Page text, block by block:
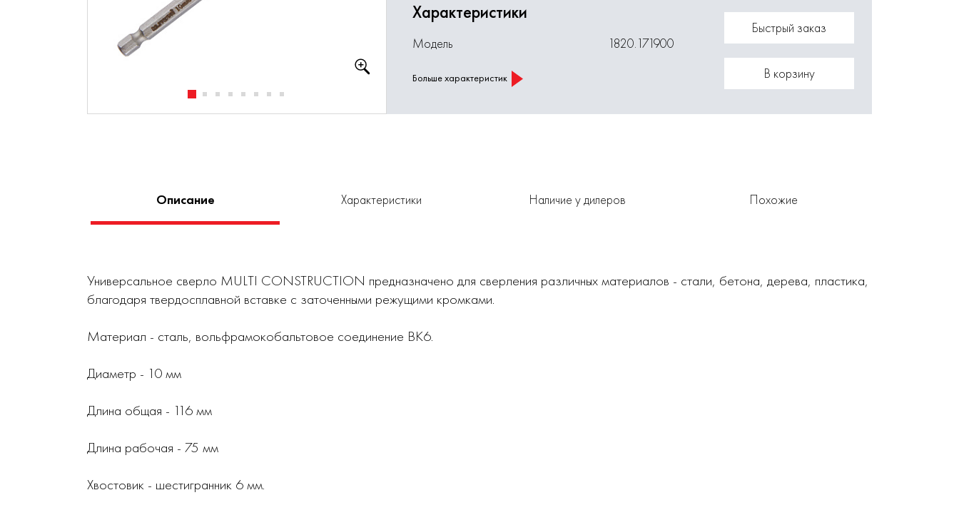
Характеристики
Модель 1820.171900
Больше характеристик
Быстрый заказ
В корзину
Описание Характеристики Наличие у дилеров Похожие
Универсальное сверло MULTI CONSTRUCTION предназначено для сверления различных материалов - стали, бетона, дерева, пластика,
благодаря твердосплавной вставке с заточенными режущими кромками.
Материал - сталь, вольфрамокобальтовое соединение ВК6.
Диаметр - 10 мм
Длина общая - 116 мм
Длина рабочая - 75 мм
Хвостовик - шестигранник 6 мм.